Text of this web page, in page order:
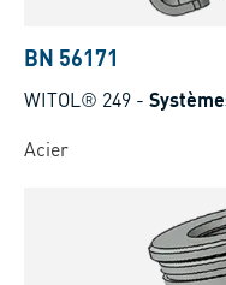
BN 56171
WITOL® 249 -
Acier